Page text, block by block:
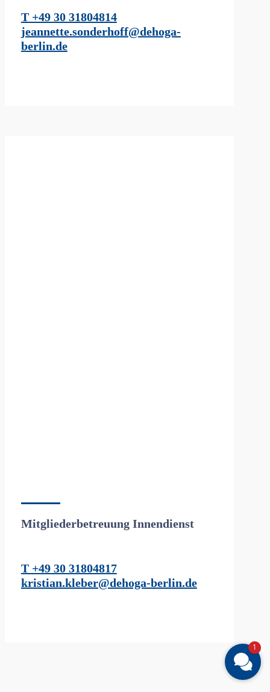
T +49 30 31804814
jeannette.sonderhoff@dehoga-
berlin.de
Mitgliederbetreuung Innendienst
T +49 30 31804817
kristian.kleber@dehoga-berlin.de
1